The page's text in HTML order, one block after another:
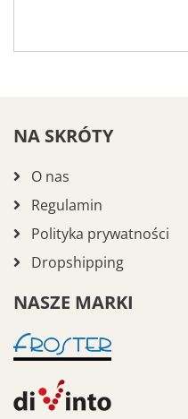
NA SKRÓTY
O nas
Regulamin
Polityka prywatności
Dropshipping
NASZE MARKI